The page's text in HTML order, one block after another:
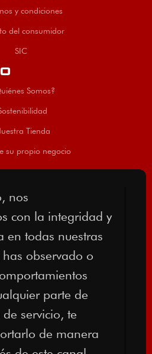
y condiciones
del consumidor
SIC
Somos?
Tienda
su propio negocio
nos
con la integridad y
en todas nuestras
observado o
parte de
servicio, te
de manera